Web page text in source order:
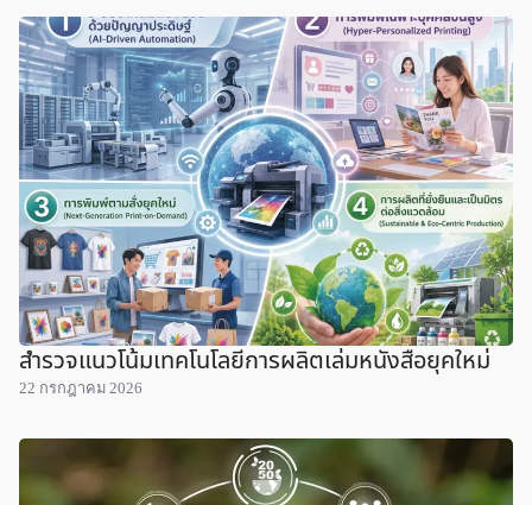
สำรวจแนวโน้มเทคโนโลยีการผลิตเล่มหนังสือยุคใหม่
22 กรกฎาคม 2026